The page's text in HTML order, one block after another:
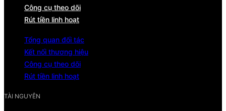
Công cụ theo dõi
Rút tiền linh hoạt
Tổng quan đối tác
Kết nối thương hiệu
Công cụ theo dõi
Rút tiền linh hoạt
TÀI NGUYÊN